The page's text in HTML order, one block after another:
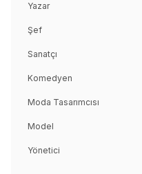
Yazar
Şef
Sanatçı
Komedyen
Moda Tasarımcısı
Model
Yönetici